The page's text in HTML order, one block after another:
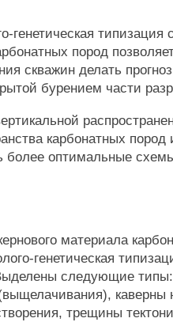
типизация
пород
скважин делать
бурением части
карбонатных
более оптимальные
материала
генетическая
следующие
каверны
трещины